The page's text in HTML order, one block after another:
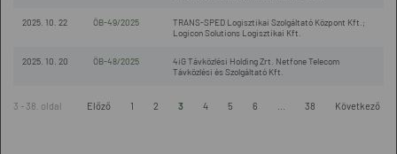
2025. 10. 22 ÖB-49/2025
TRANS-SPED Logisztikai Szolgáltató Központ Kft.;
Logicon Solutions Logisztikai Kft.
2025. 10. 20 ÖB-48/2025
4iG Távközlési Holding Zrt. Netfone Telecom
Távközlési és Szolgáltató Kft.
3 - 38. oldal Előző 1 2 3 4 5 6 38 Következő